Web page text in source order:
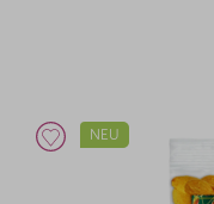
TIPP